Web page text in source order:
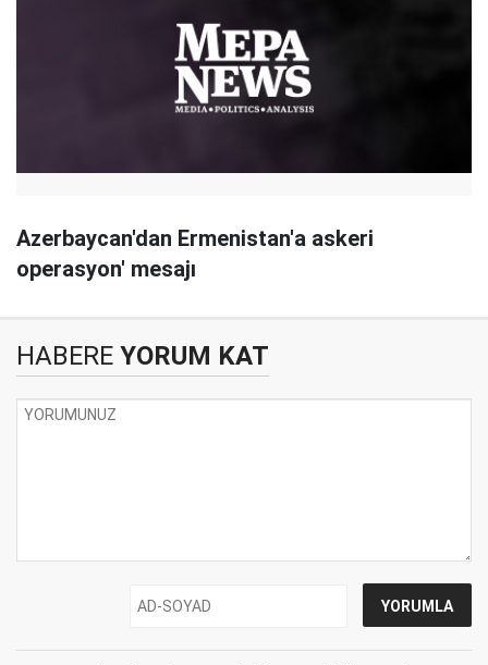
Azerbaycan'dan Ermenistan'a askeri
operasyon' mesajı
HABERE YORUM KAT